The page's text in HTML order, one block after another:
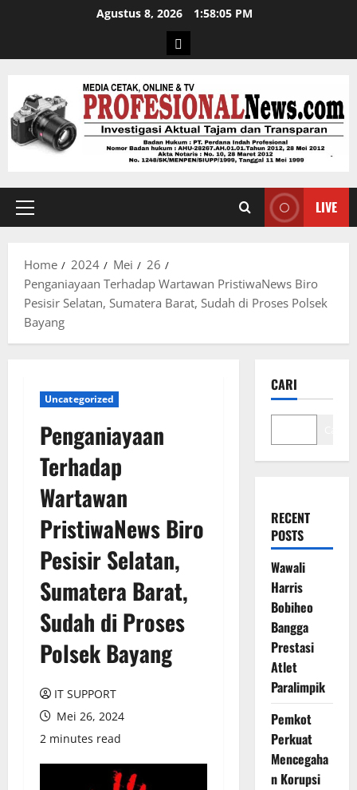
Agustus 8, 2026 1:58:06 PM
LIVE
Home 2024 Mei
26
Penganiayaan Terhadap Wartawan PristiwaNews Biro
Pesisir Selatan, Sumatera Barat, Sudah di Proses Polsek
Bayang
Uncategorized
Penganiayaan
Terhadap
Wartawan
PristiwaNews Biro
Pesisir Selatan,
Sumatera Barat,
Sudah di Proses
Polsek Bayang
IT SUPPORT
Mei 26, 2024
2 minutes read
CARI
RECENT
POSTS
Wawali
Harris
Bobiheo
Bangga
Prestasi
Atlet
Paralimpik
Pemkot
Perkuat
Mencegaha
n Korupsi